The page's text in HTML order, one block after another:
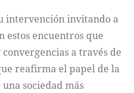
intervención invitando a
encuentros que
a través de
reafirma el papel de la
sociedad más